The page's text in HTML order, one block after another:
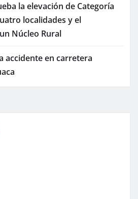
la elevación de Categoría
localidades y el
Núcleo Rural
accidente en carretera